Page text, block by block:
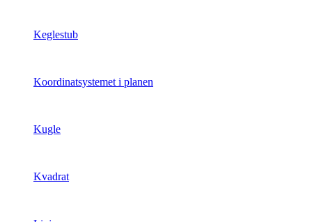
Keglestub
Koordinatsystemet i planen
Kugle
Kvadrat